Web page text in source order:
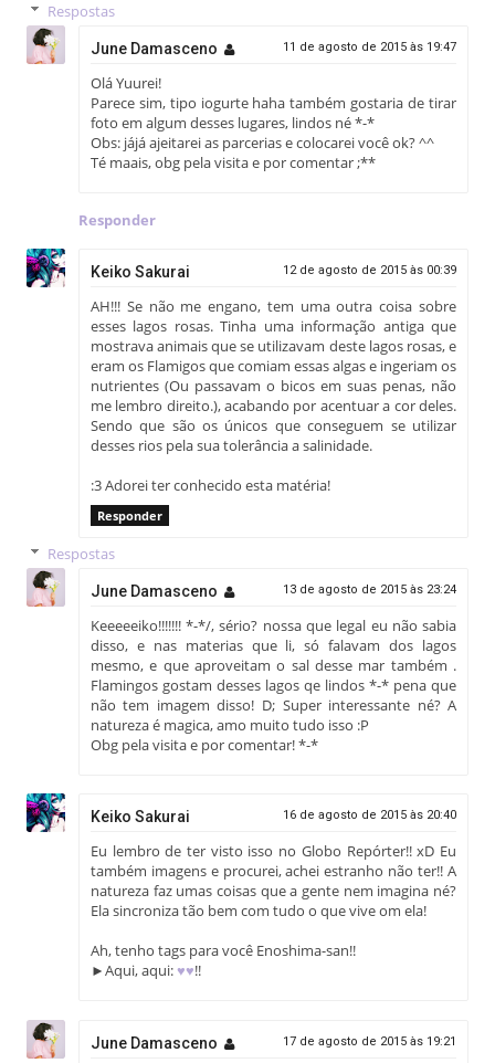
Respostas
June Damasceno 11 de agosto de 2015 às 19:47
Olá Yuurei!
Parece sim, tipo iogurte haha também gostaria de tirar
foto em algum desses lugares, lindos né *-*
Obs: jájá ajeitarei as parcerias e colocarei você ok? ^^
Té maais, obg pela visita e por comentar ;**
Responder
Keiko Sakurai 12 de agosto de 2015 às 00:39
AH!!! Se não me engano, tem uma outra coisa sobre
esses lagos rosas. Tinha uma informação antiga que
mostrava animais que se utilizavam deste lagos rosas, e
eram os Flamigos que comiam essas algas e ingeriam os
nutrientes (Ou passavam o bicos em suas penas, não
me lembro direito.), acabando por acentuar a cor deles.
Sendo que são os únicos que conseguem se utilizar
desses rios pela sua tolerância a salinidade.
:3 Adorei ter conhecido esta matéria!
Responder
Respostas
June Damasceno 13 de agosto de 2015 às 23:24
Keeeeeiko!!!!!!! *-*/, sério? nossa que legal eu não sabia
disso, e nas materias que li, só falavam dos lagos
mesmo, e que aproveitam o sal desse mar também .
Flamingos gostam desses lagos qe lindos *-* pena que
não tem imagem disso! D; Super interessante né? A
natureza é magica, amo muito tudo isso :P
Obg pela visita e por comentar! *-*
Keiko Sakurai 16 de agosto de 2015 às 20:40
Eu lembro de ter visto isso no Globo Repórter!! xD Eu
também imagens e procurei, achei estranho não ter!! A
natureza faz umas coisas que a gente nem imagina né?
Ela sincroniza tão bem com tudo o que vive om ela!
Ah, tenho tags para você Enoshima-san!!
►Aqui, aqui:♥♥!!
June Damasceno 17 de agosto de 2015 às 19:21